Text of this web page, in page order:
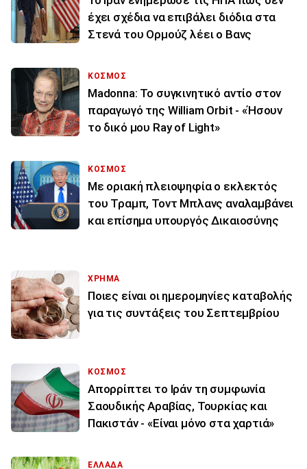
έχει σχέδια να επιβάλει διόδια στα
Στενά του Ορμούζ λέει ο Βανς
ΚΟΣΜΟΣ
Madonna: Το συγκινητικό αντίο στον
παραγωγό της William Orbit - «Ήσουν
το δικό μου Ray of Light»
ΚΟΣΜΟΣ
Με οριακή πλειοψηφία ο εκλεκτός
του Τραμπ, Τοντ Μπλανς αναλαμβάνει
και επίσημα υπουργός Δικαιοσύνης
ΧΡΗΜΑ
Ποιες είναι οι ημερομηνίες καταβολής
για τις συντάξεις του Σεπτεμβρίου
ΚΟΣΜΟΣ
Απορρίπτει το Ιράν τη συμφωνία
Σαουδικής Αραβίας, Τουρκίας και
Πακιστάν - «Είναι μόνο στα χαρτιά»
ΕΛΛΑΔΑ